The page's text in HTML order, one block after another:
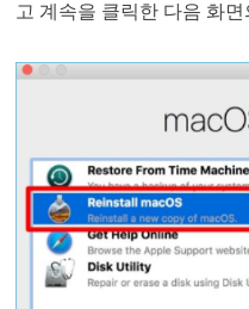
고 계속을 클릭한 다음 화